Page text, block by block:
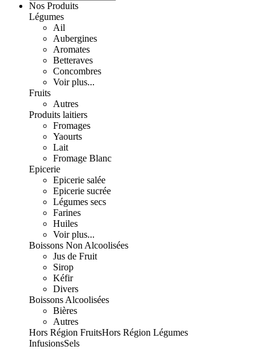
Nos Produits
Légumes
Ail
Aubergines
Aromates
Betteraves
Concombres
Voir plus...
Fruits
Autres
Produits laitiers
Fromages
Yaourts
Lait
Fromage Blanc
Epicerie
Epicerie salée
Epicerie sucrée
Légumes secs
Farines
Huiles
Voir plus...
Boissons Non Alcoolisées
Jus de Fruit
Sirop
Kéfir
Divers
Boissons Alcoolisées
Bières
Autres
Hors Région FruitsHors Région Légumes
InfusionsSels